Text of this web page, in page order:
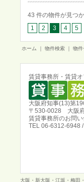
43 件の物件が見つか
1
2 3 4 5
ホーム 物件検索 物件
賃貸事務所・賃貸オ
大阪府知事(13)第
〒530-0028 大阪
賃貸事務所のお問
TEL 06-6312-6948
大阪・新大阪・江坂・梅田